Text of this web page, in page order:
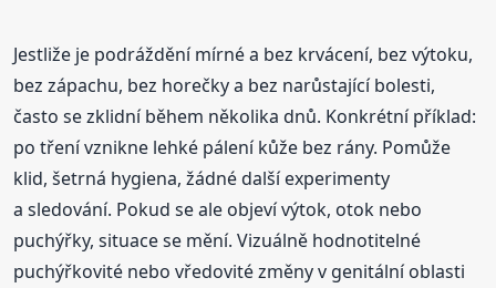
Jestliže je podráždění mírné a bez krvácení, bez výtoku,
bez zápachu, bez horečky a bez narůstající bolesti,
často se zklidní během několika dnů. Konkrétní příklad:
po tření vznikne lehké pálení kůže bez rány. Pomůže
klid, šetrná hygiena, žádné další experimenty
a sledování. Pokud se ale objeví výtok, otok nebo
puchýřky, situace se mění. Vizuálně hodnotitelné
puchýřkovité nebo vředovité změny v genitální oblasti